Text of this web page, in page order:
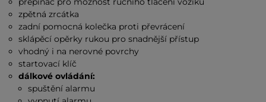
zpětná zrcátka
zadní pomocná kolečka proti převrácení
sklápěcí opěrky rukou pro snadnější přístup
vhodný i na nerovné povrchy
startovací klíč
dálkové ovládání:
spuštění alarmu